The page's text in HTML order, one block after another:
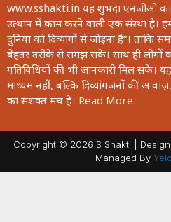
www.sshakti.in यह शुभदा एनजीओ का
उत्थान में काम करने वाली एक संस्था है।
दुनिया को दिव्यांगों से जोड़ना है”।
बेहतर तरीके से समझ सके। साथ ही लोगों
गतिविधियों की भी जानकारी मिल सके।
माध्यम नहीं, बल्कि दिव्यांगजनों की
का सशक्त मंच है। Read More
Copyright © 2026 S Shakti |
Managed By